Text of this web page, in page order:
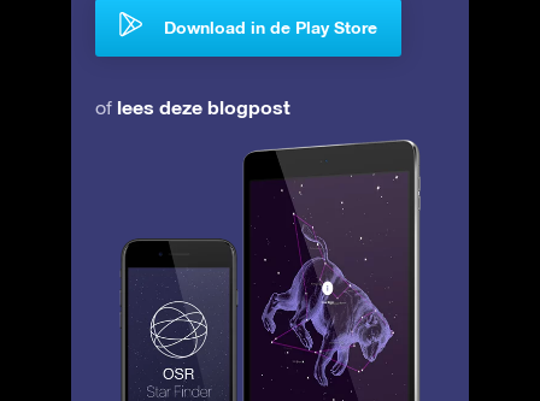
Download in de Play Store
of lees deze blogpost